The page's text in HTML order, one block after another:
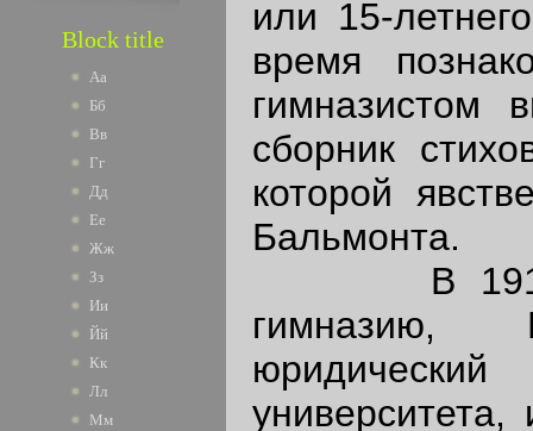
Block title
Аа
Бб
Вв
Гг
Дд
Ее
Жж
Зз
Ии
Йй
Кк
Лл
Мм
или 15-
время
гимназистом
сборник
которой
Бальмонта.
В 1913 г.,
гимназию,